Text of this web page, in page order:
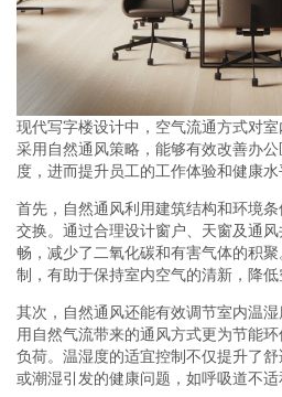
现代写字楼设计中，空气流通方式对室
采用自然通风策略，能够有效改善办
度，进而提升员工的工作体验和健康水
首先，自然通风利用建筑结构和环境
交换。通过合理设计窗户、天窗及通
畅，减少了二氧化碳和有害气体的积
制，有助于保持室内空气的清新，降低
其次，自然通风还能有效调节室内温
用自然气流带来的通风方式更为节能
负荷。温湿度的适宜控制不仅提升了
或潮湿引发的健康问题，如呼吸道不适